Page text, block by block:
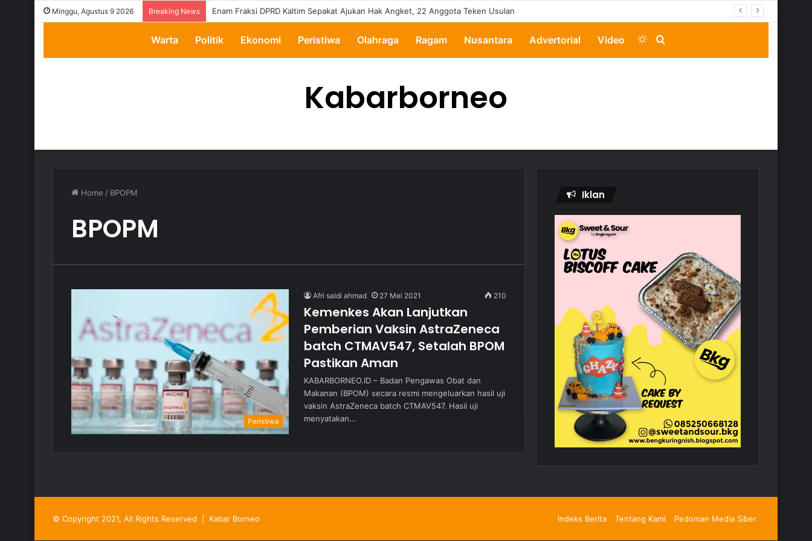
Minggu, Agustus 9 2026 Breaking News Enam Fraksi DPRD Kaltim Sepakat Ajukan Hak Angket, 22 Anggota Teken Usulan
Warta Politik Ekonomi Peristiwa Olahraga Ragam Nusantara Advertorial Video Search
Switch
Kabarborneo
Home / BPOPM
BPOPM
Peristiwa
Afri saldi ahmad 27 Mei 2021 210
Kemenkes Akan Lanjutkan
Pemberian Vaksin AstraZeneca
batch CTMAV547, Setalah BPOM
Pastikan Aman
KABARBORNEO.ID – Badan Pengawas Obat dan
Makanan (BPOM) secara resmi mengeluarkan hasil uji
vaksin AstraZeneca batch CTMAV547. Hasil uji
menyatakan…
Iklan
© Copyright 2021, All Rights Reserved | Kabar Borneo Indeks Berita Tentang Kami Pedoman Media Siber